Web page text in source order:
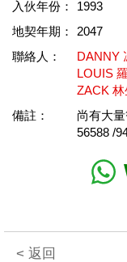
入伙年份：
1993
地契年期：
2047
聯絡人：
DANNY
LOUIS
ZACK 林
備註：
尚有大
56588 /
< 返回